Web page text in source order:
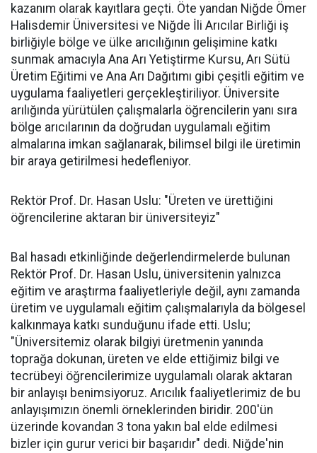
kazanım olarak kayıtlara geçti. Öte yandan Niğde Ömer
Halisdemir Üniversitesi ve Niğde İli Arıcılar Birliği iş
birliğiyle bölge ve ülke arıcılığının gelişimine katkı
sunmak amacıyla Ana Arı Yetiştirme Kursu, Arı Sütü
Üretim Eğitimi ve Ana Arı Dağıtımı gibi çeşitli eğitim ve
uygulama faaliyetleri gerçekleştiriliyor. Üniversite
arılığında yürütülen çalışmalarla öğrencilerin yanı sıra
bölge arıcılarının da doğrudan uygulamalı eğitim
almalarına imkan sağlanarak, bilimsel bilgi ile üretimin
bir araya getirilmesi hedefleniyor.
Rektör Prof. Dr. Hasan Uslu: "Üreten ve ürettiğini
öğrencilerine aktaran bir üniversiteyiz"
Bal hasadı etkinliğinde değerlendirmelerde bulunan
Rektör Prof. Dr. Hasan Uslu, üniversitenin yalnızca
eğitim ve araştırma faaliyetleriyle değil, aynı zamanda
üretim ve uygulamalı eğitim çalışmalarıyla da bölgesel
kalkınmaya katkı sunduğunu ifade etti. Uslu;
"Üniversitemiz olarak bilgiyi üretmenin yanında
toprağa dokunan, üreten ve elde ettiğimiz bilgi ve
tecrübeyi öğrencilerimize uygulamalı olarak aktaran
bir anlayışı benimsiyoruz. Arıcılık faaliyetlerimiz de bu
anlayışımızın önemli örneklerinden biridir. 200'ün
üzerinde kovandan 3 tona yakın bal elde edilmesi
bizler için gurur verici bir başarıdır" dedi. Niğde'nin